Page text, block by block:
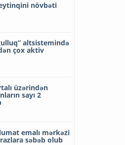
növbəti
altsistemində
çox aktiv
üzərindən
sayı 2
emalı mərkəzi
səbəb olub